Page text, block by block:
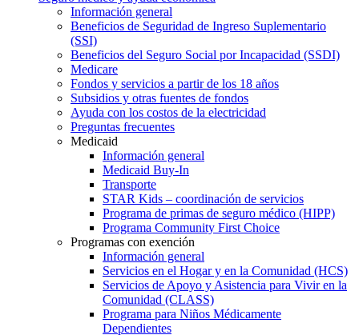
Información general
Beneficios de Seguridad de Ingreso Suplementario
(SSI)
Beneficios del Seguro Social por Incapacidad (SSDI)
Medicare
Fondos y servicios a partir de los 18 años
Subsidios y otras fuentes de fondos
Ayuda con los costos de la electricidad
Preguntas frecuentes
Medicaid
Información general
Medicaid Buy-In
Transporte
STAR Kids – coordinación de servicios
Programa de primas de seguro médico (HIPP)
Programa Community First Choice
Programas con exención
Información general
Servicios en el Hogar y en la Comunidad (HCS)
Servicios de Apoyo y Asistencia para Vivir en la
Comunidad (CLASS)
Programa para Niños Médicamente
Dependientes